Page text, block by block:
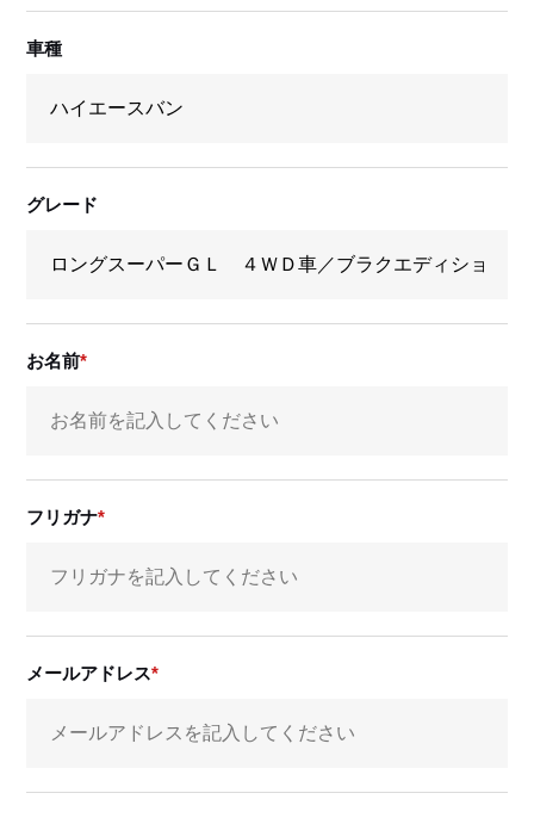
車種
グレード
お名前
フリガナ
メールアドレス